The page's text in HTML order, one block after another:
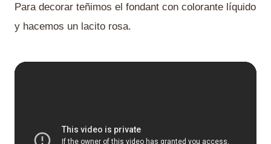
Para decorar teñimos el fondant con colorante líquido
y hacemos un lacito rosa.